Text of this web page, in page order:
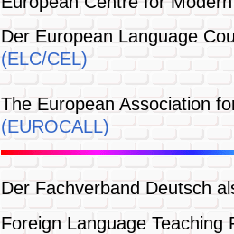
Der European Language
(ELC/CEL)
The European Association
(EUROCALL)
Der Fachverband Deutsch
Foreign Language Teaching